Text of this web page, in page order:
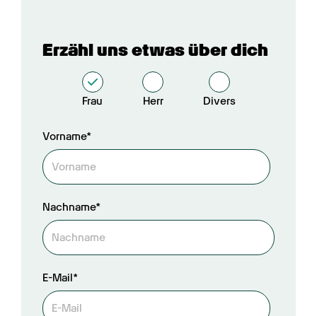
Erzähl uns etwas über dich
Frau Herr Divers
Vorname*
Nachname*
E-Mail*